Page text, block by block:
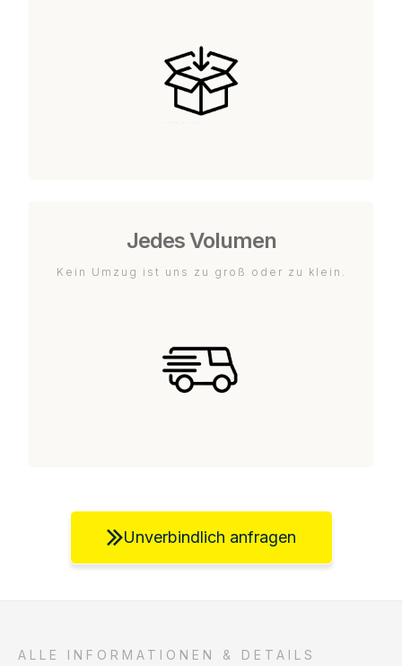
Jedes Volumen
Kein Umzug ist uns zu groß oder zu klein.
Unverbindlich anfragen
ALLE INFORMATIONEN & DETAILS